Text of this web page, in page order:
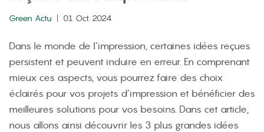
Green Actu 01 Oct. 2024
Dans le monde de l’impression, certaines idées reçues
persistent et peuvent induire en erreur. En comprenant
mieux ces aspects, vous pourrez faire des choix
éclairés pour vos projets d’impression et bénéficier des
meilleures solutions pour vos besoins. Dans cet article,
nous allons ainsi découvrir les 3 plus grandes idées